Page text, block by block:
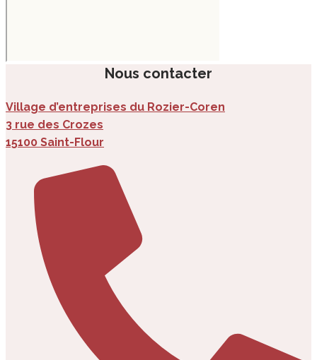
Nous contacter
Village d’entreprises du Rozier-Coren
3 rue des Crozes
15100 Saint-Flour